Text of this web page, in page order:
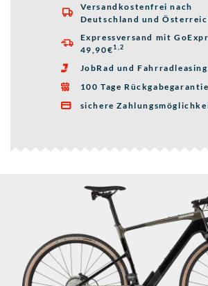

Versandkostenfrei nach
Deutschland und

Expressversand mit
49,90€1,2
 JobRad und
 100 Tage Rückgabegarantie
 sichere